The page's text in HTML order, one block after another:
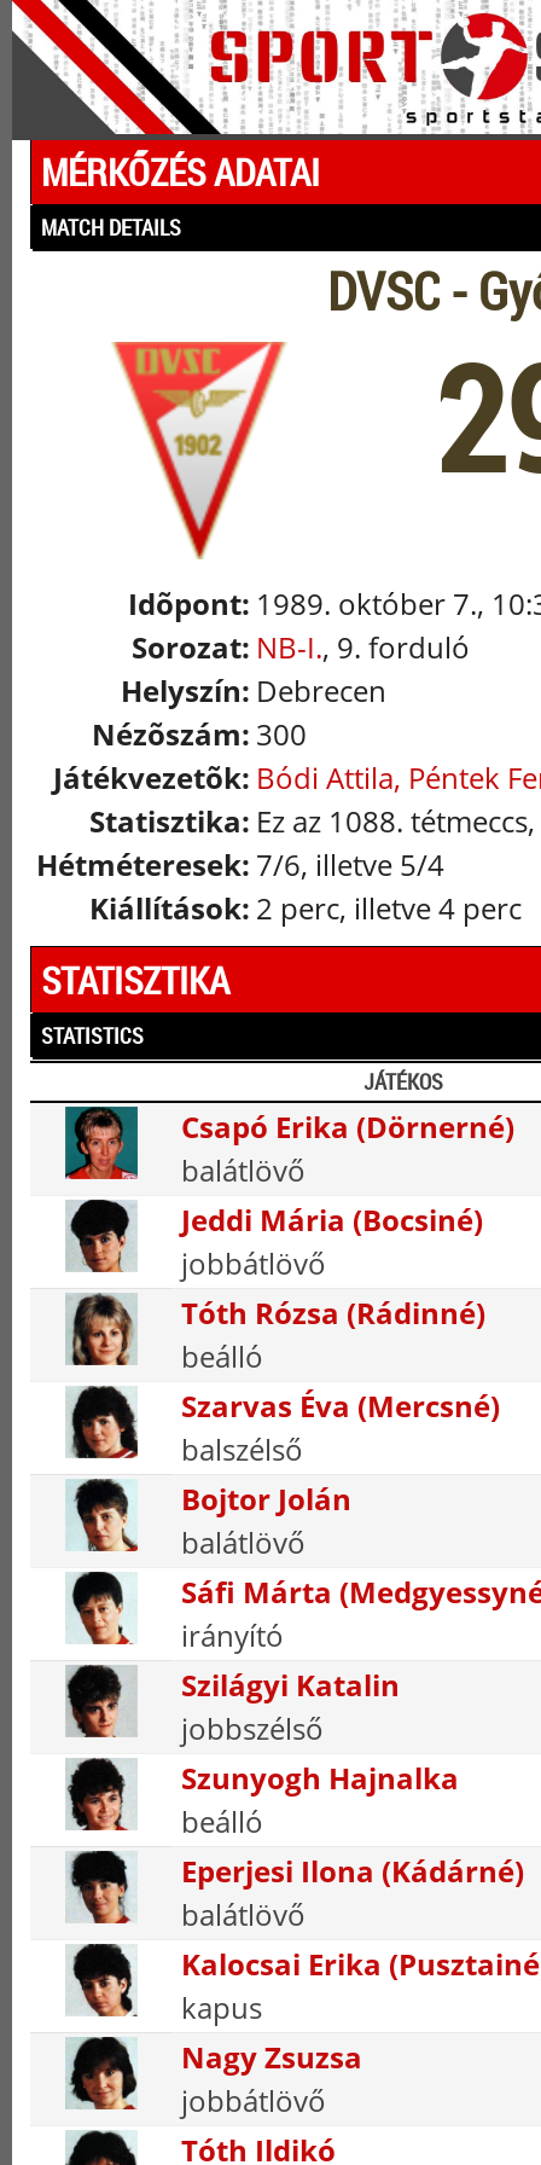
MÉRKŐZÉS ADATAI
MATCH DETAILS
DVSC -
Idõpont: 1989. október 7.,
Sorozat: NB-I., 9. forduló
Helyszín: Debrecen
Nézõszám: 300
Játékvezetõk: Bódi Attila, Péntek
Statisztika: Ez az 1088.
Hétméteresek: 7/6, illetve 5/4
Kiállítások: 2 perc, illetve 4 perc
STATISZTIKA
STATISTICS
JÁTÉKOS
Csapó Erika (Dörnerné)
balátlövő
Jeddi Mária (Bocsiné)
jobbátlövő
Tóth Rózsa (Rádinné)
beálló
Szarvas Éva (Mercsné)
balszélső
Bojtor Jolán
balátlövő
Sáfi Márta
irányító
Szilágyi Katalin
jobbszélső
Szunyogh Hajnalka
beálló
Eperjesi Ilona (Kádárné)
balátlövő
Kalocsai Erika
kapus
Nagy Zsuzsa
jobbátlövő
Tóth Ildikó